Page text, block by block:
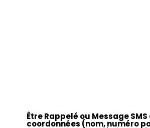
Être Rappelé ou Message
coordonnées (nom, numéro